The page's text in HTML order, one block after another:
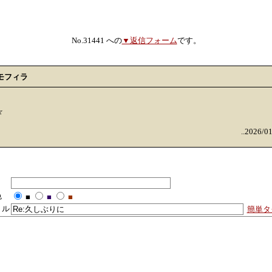
No.31441 への▼返信フォームです。
フィラ
..2026/
■ ■
■
ル
簡単タ